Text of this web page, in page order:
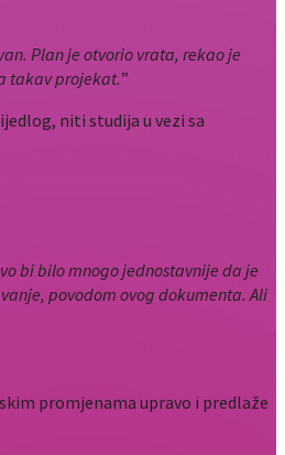
Plan je otvorio vrata, rekao je
takav projekat.”
niti studija u vezi sa
bi bilo mnogo jednostavnije da je
povodom ovog dokumenta. Ali
promjenama upravo i predlaže